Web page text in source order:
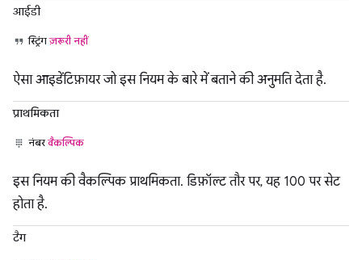
आईडी
स्ट्रिंगज़रूरी नहीं
ऐसा आइडेंटिफ़ायर जो इस नियम के बारे में बताने की अनुमति देता है.
प्राथमिकता
नंबरवैकल्पिक
इस नियम की वैकल्पिक प्राथमिकता. डिफ़ॉल्ट तौर पर, यह 100 पर सेट
होता है.
टैग